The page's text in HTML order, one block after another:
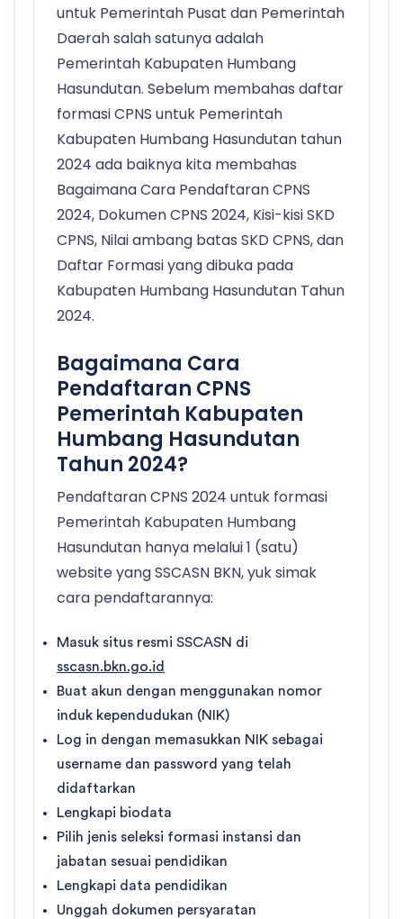
untuk Pemerintah Pusat dan Pemerintah
Daerah salah satunya adalah
Pemerintah Kabupaten Humbang
Hasundutan. Sebelum membahas daftar
formasi CPNS untuk Pemerintah
Kabupaten Humbang Hasundutan tahun
2024 ada baiknya kita membahas
Bagaimana Cara Pendaftaran CPNS
2024, Dokumen CPNS 2024, Kisi-kisi SKD
CPNS, Nilai ambang batas SKD CPNS, dan
Daftar Formasi yang dibuka pada
Kabupaten Humbang Hasundutan Tahun
2024.
Bagaimana Cara
Pendaftaran CPNS
Pemerintah Kabupaten
Humbang Hasundutan
Tahun 2024?
Pendaftaran CPNS 2024 untuk formasi
Pemerintah Kabupaten Humbang
Hasundutan hanya melalui 1 (satu)
website yang SSCASN BKN, yuk simak
cara pendaftarannya:
Masuk situs resmi SSCASN di
sscasn.bkn.go.id
Buat akun dengan menggunakan nomor
induk kependudukan (NIK)
Log in dengan memasukkan NIK sebagai
username dan password yang telah
didaftarkan
Lengkapi biodata
Pilih jenis seleksi formasi instansi dan
jabatan sesuai pendidikan
Lengkapi data pendidikan
Unggah dokumen persyaratan